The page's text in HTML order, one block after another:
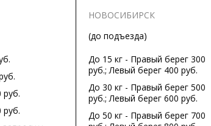
руб.
руб.
НОВОСИБИРСК
(до подъезда)
До 15 кг - Правый берег 300
руб.; Левый берег 400 руб.
До 30 кг - Правый берег 500
руб.; Левый берег 600 руб.
До 50 кг - Правый берег 700